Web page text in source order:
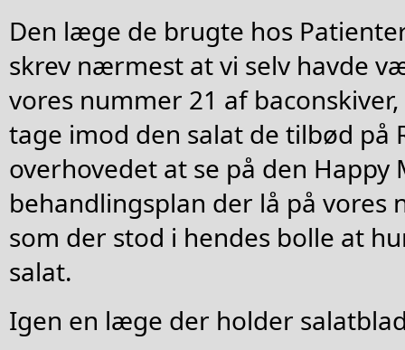
Den læge de brugte hos
skrev nærmest at vi selv havde
vores nummer 21 af
tage imod den salat de tilbød på
overhovedet at se på den Happy
behandlingsplan der lå på vores
som der stod i hendes bolle at
salat.
Igen en læge der holder